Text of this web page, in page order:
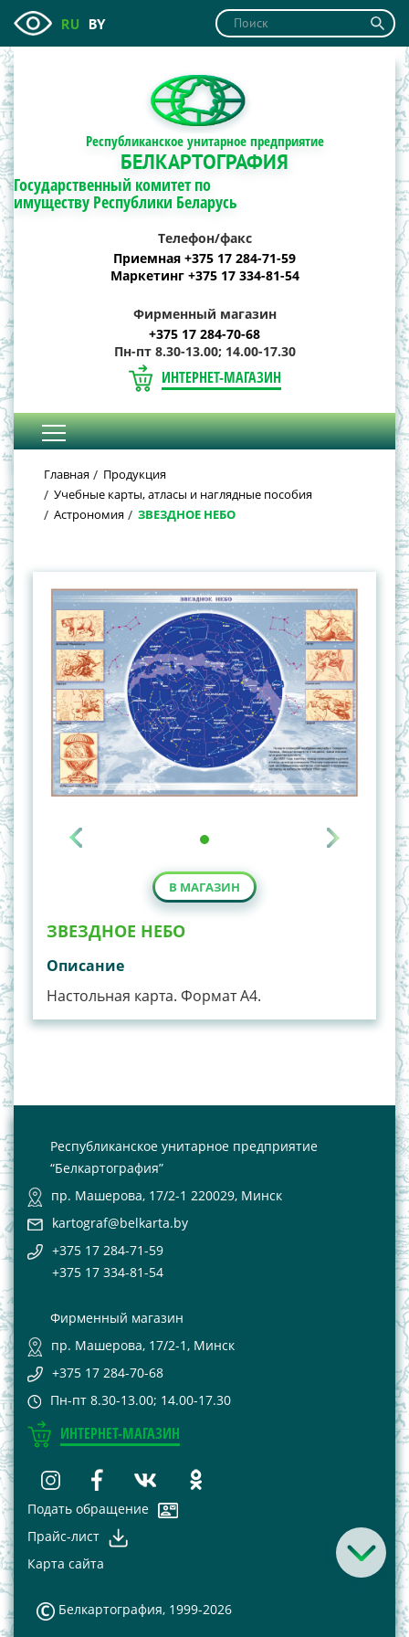
RU BY
Республиканское унитарное предприятие
БЕЛКАРТОГРАФИЯ
Государственный комитет по
имуществу Республики Беларусь
Телефон/факс
Приемная +375 17 284-71-59
Маркетинг +375 17 334-81-54
Фирменный магазин
+375 17 284-70-68
Пн-пт 8.30-13.00; 14.00-17.30
ИНТЕРНЕТ-МАГАЗИН
Главная
Продукция
Учебные карты, атласы и наглядные пособия
Астрономия
ЗВЕЗДНОЕ НЕБО
В МАГАЗИН
ЗВЕЗДНОЕ НЕБО
Описание
Настольная карта. Формат А4.
Республиканское унитарное предприятие
“Белкартография”
пр. Машерова, 17/2-1 220029, Минск
kartograf@belkarta.by
+375 17 284-71-59
+375 17 334-81-54
Фирменный магазин
пр. Машерова, 17/2-1, Минск
+375 17 284-70-68
Пн-пт 8.30-13.00; 14.00-17.30
ИНТЕРНЕТ-МАГАЗИН
Подать обращение
Прайс-лист
Карта сайта
Белкартография, 1999-2026